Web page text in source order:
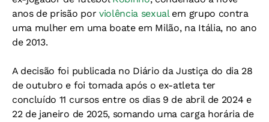
anos de prisão por violência sexual em grupo contra
uma mulher em uma boate em Milão, na Itália, no ano
de 2013.
A decisão foi publicada no Diário da Justiça do dia 28
de outubro e foi tomada após o ex-atleta ter
concluído 11 cursos entre os dias 9 de abril de 2024 e
22 de janeiro de 2025, somando uma carga horária de